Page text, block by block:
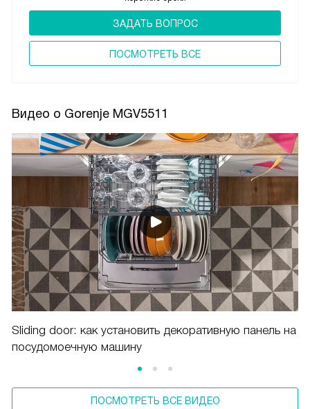
ЗАДАТЬ ВОПРОС
ПОCМОТРЕТЬ ВСЕ
Видео о Gorenje MGV5511
Sliding door: как установить декоративную панель на
посудомоечную машину
ПОСМОТРЕТЬ ВСЕ ВИДЕО